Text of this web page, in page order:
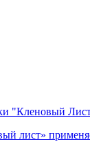
"Кленовый
лист»